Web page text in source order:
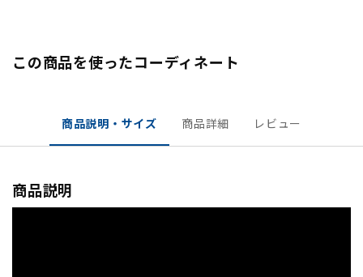
この商品を使ったコーディネート
商品説明・サイズ 商品詳細 レビュー
商品説明